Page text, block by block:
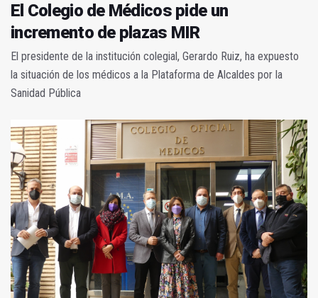
El Colegio de Médicos pide un
incremento de plazas MIR
El presidente de la institución colegial, Gerardo Ruiz, ha expuesto
la situación de los médicos a la Plataforma de Alcaldes por la
Sanidad Pública